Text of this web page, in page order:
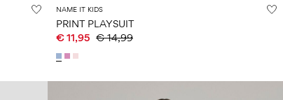
NAME IT KIDS
PRINT PLAYSUIT
€ 11,95 € 14,99